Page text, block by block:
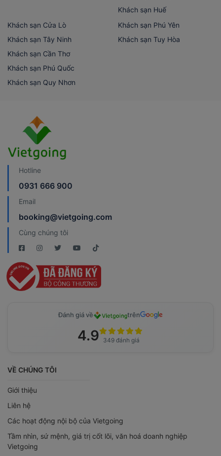
Khách sạn Huế
Khách sạn Cửa Lò
Khách sạn Tây Ninh
Khách sạn Cần Thơ
Khách sạn Phú Quốc
Khách sạn Quy Nhơn
Khách sạn Phú Yên
Khách sạn Tuy Hòa
Hotline
0931 666 900
Email
booking@vietgoing.com
Cùng chúng tôi
Đánh giá về trên
4.9 349 đánh giá
VỀ CHÚNG TÔI
Giới thiệu
Liên hệ
Các hoạt động nội bộ của Vietgoing
Tầm nhìn, sứ mệnh, giá trị cốt lõi, văn hoá doanh nghiệp
Vietgoing